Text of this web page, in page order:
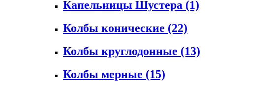
Капельницы Шустера (1)
Колбы конические (22)
Колбы круглодонные (13)
Колбы мерные (15)